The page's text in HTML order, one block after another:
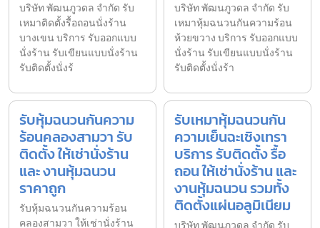
บริษัท พัฒนภูวดล จำกัด รับ
เหมาติดตั้งรื้อถอนนั่งร้าน
บางเขน บริการ รับออกแบบ
นั่งร้าน รับเขียนแบบนั่งร้าน
รับติดตั้งนั่งร้
บริษัท พัฒนภูวดล จำกัด รับ
เหมาหุ้มฉนวนกันความร้อน
ห้วยขวาง บริการ รับออกแบบ
นั่งร้าน รับเขียนแบบนั่งร้าน
รับติดตั้งนั่งร้า
รับหุ้มฉนวนกันความ
ร้อนคลองสามวา รับ
ติดตั้ง ให้เช่านั่งร้าน
และ งานหุ้มฉนวน
ราคาถูก
รับหุ้มฉนวนกันความร้อน
คลองสามวา ให้เช่านั่งร้าน
รับเหมาหุ้มฉนวนกัน
ความเย็นฉะเชิงเทรา
บริการ รับติดตั้ง รื้อ
ถอน ให้เช่านั่งร้าน และ
งานหุ้มฉนวน รวมทั้ง
ติดตั้งแผ่นอลูมิเนียม